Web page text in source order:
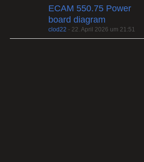
ECAM 550.75 Power
board diagram
clod22 - 22. April 2026 um 21:51